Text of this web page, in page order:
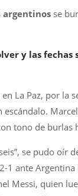
argentinos se
y las fechas
La Paz, por la
tono de burlas
se pudo oír
ante
Messi, quien